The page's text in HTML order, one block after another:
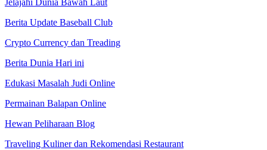
Jelajahi Dunia Bawah Laut
Berita Update Baseball Club
Crypto Currency dan Treading
Berita Dunia Hari ini
Edukasi Masalah Judi Online
Permainan Balapan Online
Hewan Peliharaan Blog
Traveling Kuliner dan Rekomendasi Restaurant